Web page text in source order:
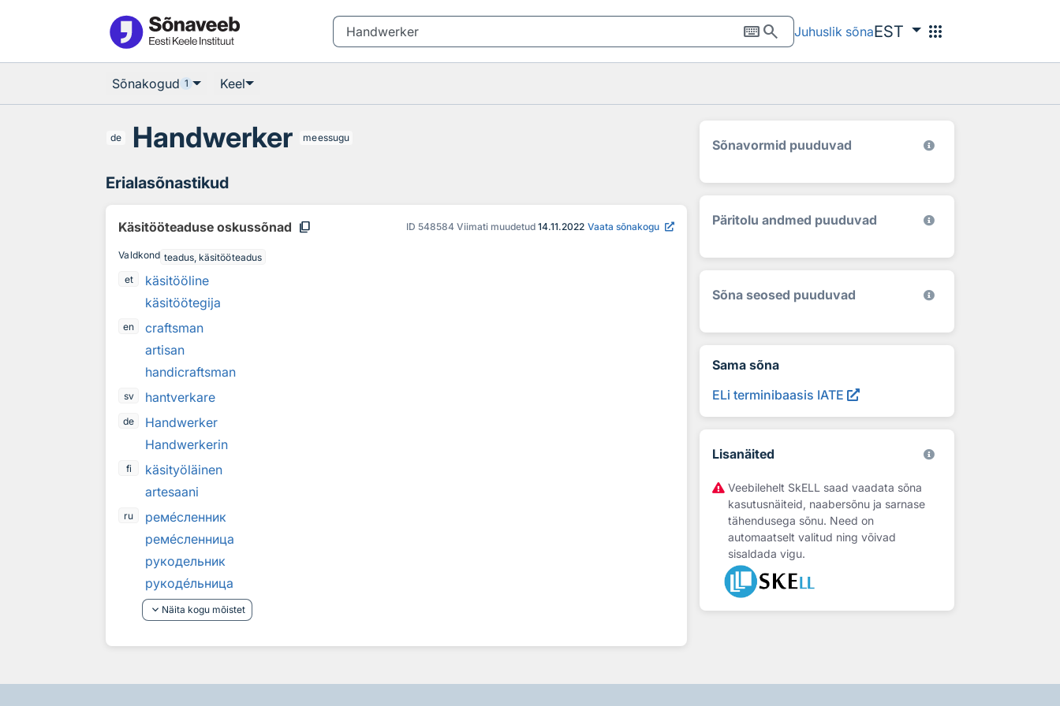
keyboardsearch Juhuslik sõnaEST apps
Sõnakogud 1 Keel
de Handwerker meessugu
Erialasõnastikud
Käsitööteaduse oskussõnad content_copy ID 548584 Viimati muudetud 14.11.2022 Vaata sõnakogu
Valdkond teadus, käsitööteadus
et
käsitööline
käsitöötegija
en
craftsman
artisan
handicraftsman
sv hantverkare
de
Handwerker
Handwerkerin
fi
käsityöläinen
artesaani
ru ремесленник
ремесленница
рукодельник
рукодельница
keyboard_arrow_down Näita kogu mõistet
Sõnavormid puuduvad
Päritolu andmed puuduvad
Sõna seosed puuduvad
Sama sõna
ELi terminibaasis IATE
Lisanäited
Veebilehelt SkELL saad vaadata sõna
kasutusnäiteid, naabersõnu ja sarnase
tähendusega sõnu. Need on
automaatselt valitud ning võivad
sisaldada vigu.